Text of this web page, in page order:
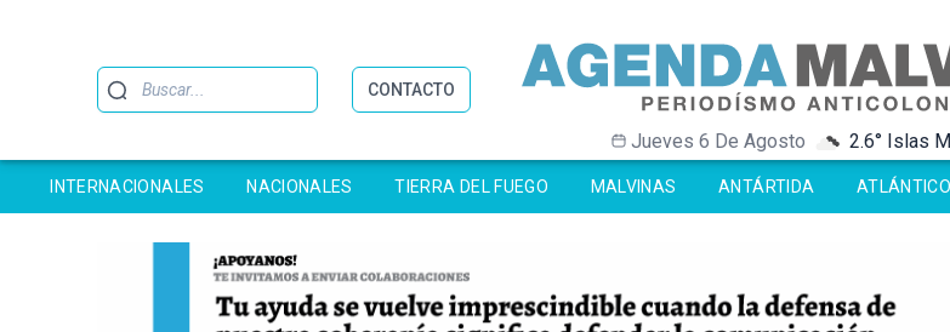
Buscar CONTACTO
Jueves 6 De Agosto -26.7°0°
2.6° Islas
-26.7°0°
INTERNACIONALES NACIONALES TIERRA DEL FUEGO MALVINAS ANTÁRTIDA